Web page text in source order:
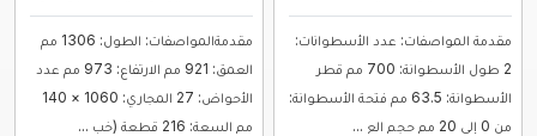
مقدمة المواصفات: عدد الأسطوانات:
2 طول الأسطوانة: 700 مم قطر
الأسطوانة: 63.5 مم فتحة الأسطوانة:
من 0 إلى 20 مم حجم الع ...
مقدمةالمواصفات: الطول: 1306 مم
العمق: 921 مم الارتفاع: 973 مم عدد
الأحواض: 27 المجاري: 1060 × 140
مم السعة: 216 قطعة (خب ...